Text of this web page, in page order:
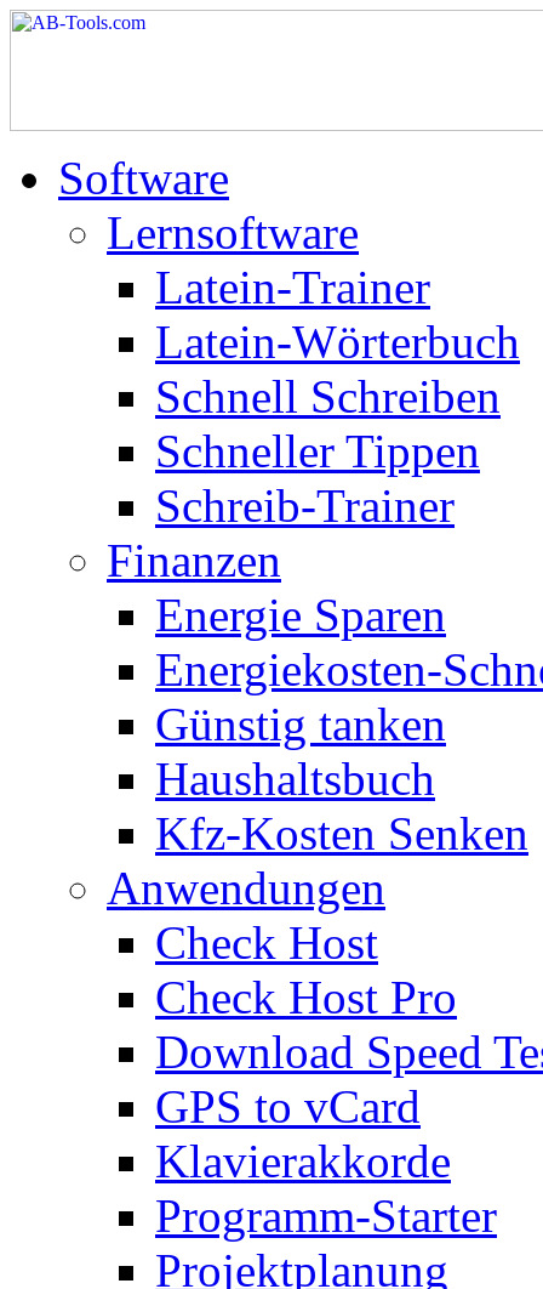
Software
Lernsoftware
Latein-Trainer
Latein-Wörterbuch
Schnell Schreiben
Schneller Tippen
Schreib-Trainer
Finanzen
Energie Sparen
Energiekosten-
Günstig tanken
Haushaltsbuch
Kfz-Kosten Senken
Anwendungen
Check Host
Check Host Pro
Download Speed
GPS to vCard
Klavierakkorde
Programm-Starter
Projektplanung